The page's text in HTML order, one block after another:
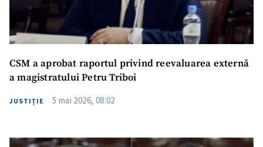
CSM a aprobat raportul privind reevaluarea externă
a magistratului Petru Triboi
JUSTIȚIE 5 mai 2026, 08:02